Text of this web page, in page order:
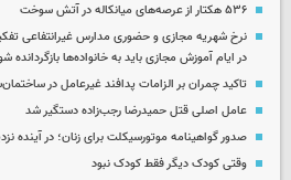
۵۳۶ هکتار از عرصه‌های میانکاله در آتش سوخت
نرخ شهریه مجازی و حضوری مدارس غیرانتفاعی
در ایام آموزش مجازی باید به خانواده‌ها بازگردانده
تاکید چمران بر الزامات پدافند غیرعامل در
عامل اصلی قتل حمیدرضا رجب‌زاده دستگیر شد
صدور گواهینامه موتورسیکلت برای زنان؛ در آینده
وقتی کودک دیگر فقط کودک نبود